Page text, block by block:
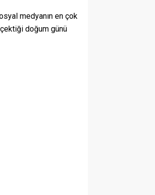
medyanın en çok
çektiği doğum günü